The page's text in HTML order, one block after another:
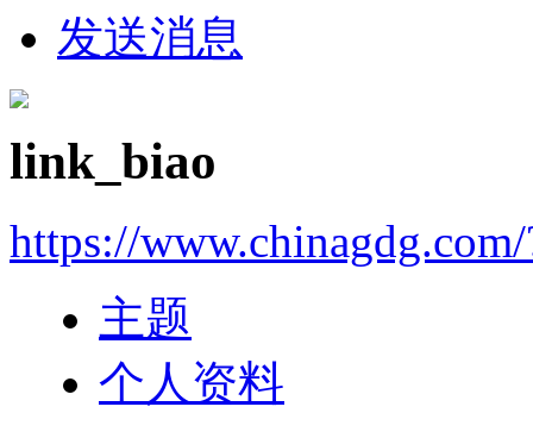
发送消息
link_biao
https://
主题
个人资料